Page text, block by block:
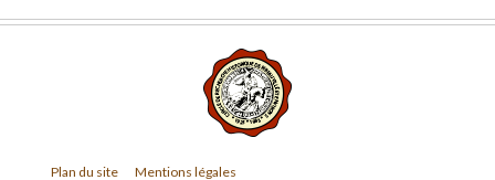
Plan du site Mentions légales